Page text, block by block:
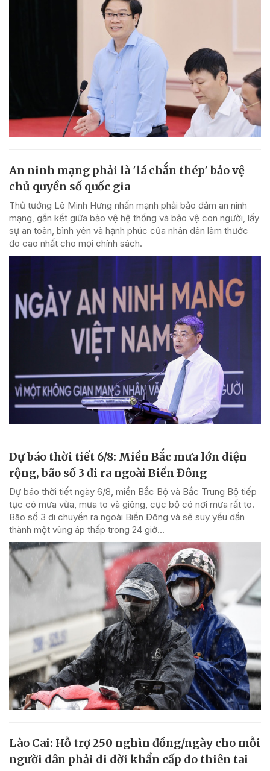
An ninh mạng phải là 'lá chắn thép' bảo vệ
chủ quyền số quốc gia
Thủ tướng Lê Minh Hưng nhấn mạnh phải bảo đảm an ninh
mạng, gắn kết giữa bảo vệ hệ thống và bảo vệ con người, lấy
sự an toàn, bình yên và hạnh phúc của nhân dân làm thước
đo cao nhất cho mọi chính sách.
Dự báo thời tiết 6/8: Miền Bắc mưa lớn diện
rộng, bão số 3 đi ra ngoài Biển Đông
Dự báo thời tiết ngày 6/8, miền Bắc Bộ và Bắc Trung Bộ tiếp
tục có mưa vừa, mưa to và giông, cục bộ có nơi mưa rất to.
Bão số 3 di chuyển ra ngoài Biển Đông và sẽ suy yếu dần
thành một vùng áp thấp trong 24 giờ...
Lào Cai: Hỗ trợ 250 nghìn đồng/ngày cho mỗi
người dân phải di dời khẩn cấp do thiên tai